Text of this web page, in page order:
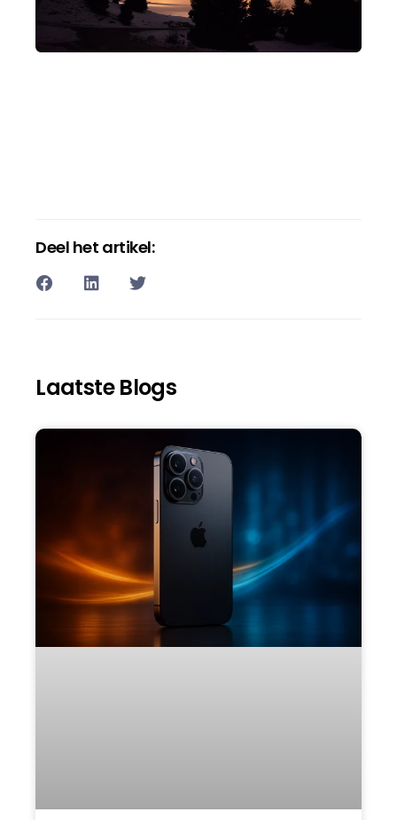
Deel het artikel:
Laatste Blogs